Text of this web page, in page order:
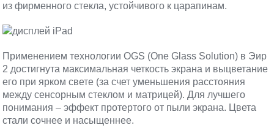
из фирменного стекла, устойчивого к царапинам.
Применением технологии OGS (One Glass Solution) в Эир
2 достигнута максимальная четкость экрана и выцветание
его при ярком свете (за счет уменьшения расстояния
между сенсорным стеклом и матрицей). Для лучшего
понимания – эффект протертого от пыли экрана. Цвета
стали сочнее и насыщеннее.